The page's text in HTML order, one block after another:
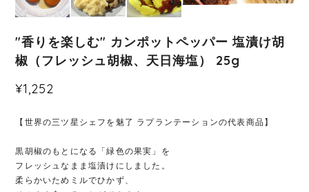
"香りを楽しむ" カンポットペッパー 塩漬け胡
椒（フレッシュ胡椒、天日海塩） 25g
¥1,252
【世界の三ツ星シェフを魅了 ラプランテーションの代表商品】
黒胡椒のもとになる「緑色の果実」を
フレッシュなまま塩漬けにしました。
柔らかいためミルでひかず、